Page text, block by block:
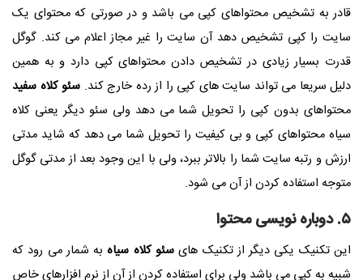
قادر به تشخیص محتواهای کپی می باشد و در صورتی که محتوای یک
سایت را کپی تشخیص دهد آن سایت را غیر مجاز اعلام می کند. گوگل
قدرت بسیار زیادی در تشخیص دادن محتواهای کپی دارد و به همین
دلیل سریعا می تواند سایت های کپی را از رده خارج کند. سئو کلاه سفید
محتواهای بدون کپی را تحویل شما می دهد ولی سئو دیگر یعنی کلاه
سیاه محتواهای کپی و بی کیفیت را تحویل شما می دهد که شاید مدتی
ارزش و رتبه سایت شما را بالاتر ببرد، ولی با این وجود بعد از مدتی گوگل
متوجه استفاده کردن از آن می شود.
۵. دوباره نویسی محتوا
این تکنیک یکی دیگر از تکنیک های سئو کلاه سیاهبه شمار می رود که
شبیه به کپی می باشد ولی برای استفاده کردن از آن از نرم افزارهای خاص